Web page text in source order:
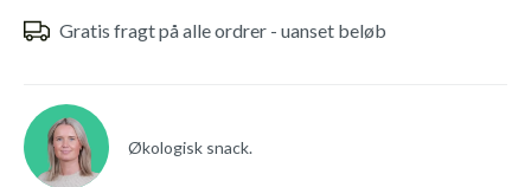
Gratis fragt på alle ordrer - uanset beløb
Økologisk snack.